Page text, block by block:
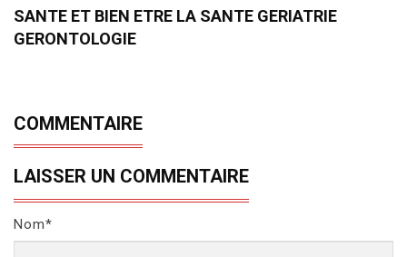
SANTE ET BIEN ETRE LA SANTE GERIATRIE
GERONTOLOGIE
COMMENTAIRE
LAISSER UN COMMENTAIRE
Nom*